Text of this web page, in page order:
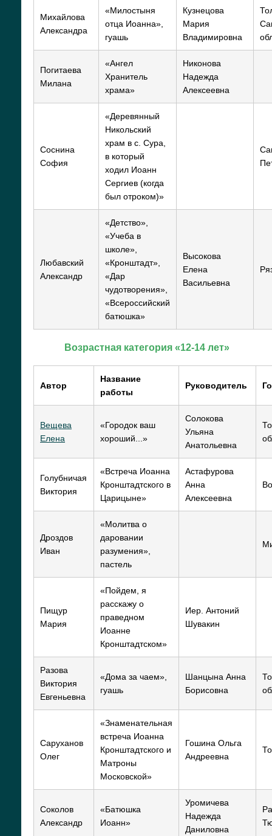
Михайлова
Александра
«Милостыня
отца Иоанна»,
гуашь
Кузнецова
Мария
Владимировна
Погитаева
Милана
«Ангел
Хранитель
храма»
Никонова
Надежда
Алексеевна
Соснина
София
«Деревянный
Никольский
храм в с. Сура,
в который
ходил Иоанн
Сергиев (когда
был отроком)»
Любавский
Александр
«Детство»,
«Учеба в
школе»,
«Кронштадт»,
«Дар
чудотворения»,
«Всероссийский
батюшка»
Высокова
Елена
Васильевна
Возрастная категория «12-14 лет»
Автор
Название
работы
Руководитель
Вещева
Елена
«Городок ваш
хороший...»
Солокова
Ульяна
Анатольевна
Голубничая
Виктория
«Встреча Иоанна
Кронштадтского в
Царицыне»
Астафурова
Анна
Алексеевна
Дроздов
Иван
«Молитва о
даровании
разумения»,
пастель
Пищур
Мария
«Пойдем, я
расскажу о
праведном
Иоанне
Кронштадтском»
Иер. Антоний
Шувакин
Разова
Виктория
Евгеньевна
«Дома за чаем»,
гуашь
Шанцына Анна
Борисовна
Саруханов
Олег
«Знаменательная
встреча Иоанна
Кронштадтского и
Матроны
Московской»
Гошина Ольга
Андреевна
Соколов
Александр
«Батюшка
Иоанн»
Уромичева
Надежда
Даниловна